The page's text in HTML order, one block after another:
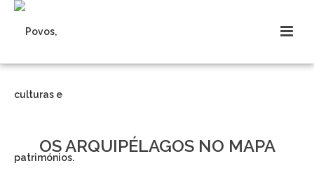
OS ARQUIPÉLAGOS NO MAPA